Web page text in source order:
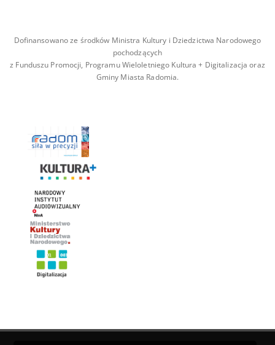
Dofinansowano ze środków Ministra Kultury i Dziedzictwa Narodowego
pochodzących
z Funduszu Promocji, Programu Wieloletniego Kultura + Digitalizacja oraz
Gminy Miasta Radomia.